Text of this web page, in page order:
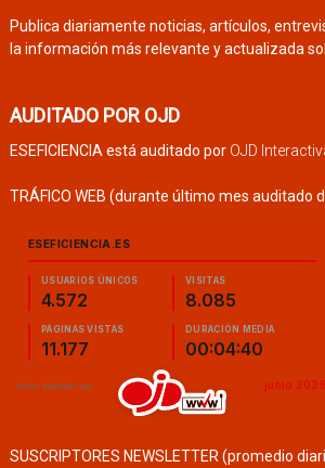
Publica diariamente noticias, artículos,
la información más relevante y actualizada
AUDITADO POR OJD
ESEFICIENCIA está auditado por OJD
TRÁFICO WEB (durante último mes auditado
SUSCRIPTORES NEWSLETTER (promedio